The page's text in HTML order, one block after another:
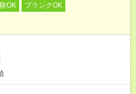
OK
ブランクOK